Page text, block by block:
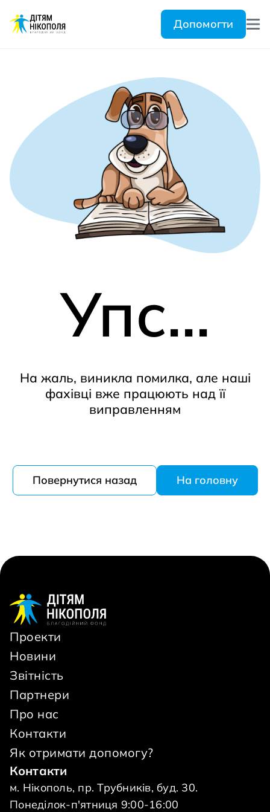
Допомогти
Упс...
На жаль, виникла помилка, але наші
фахівці вже працюють над її
виправленням
Повернутися назад На головну
Проекти
Новини
Звітність
Партнери
Про нас
Контакти
Як отримати допомогу?
Контакти
м. Нікополь, пр. Трубників, буд. 30.
Понеділок-п'ятниця 9:00-16:00